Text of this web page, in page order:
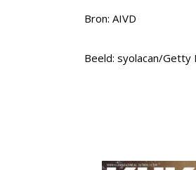
Bron: AIVD
Beeld: syolacan/Getty